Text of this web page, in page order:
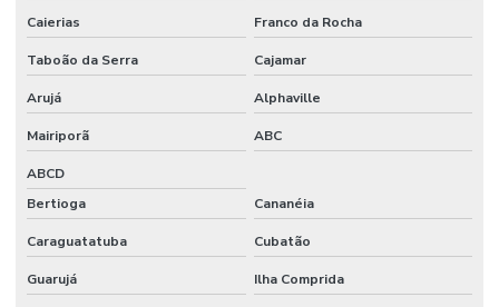
Caierias Franco da Rocha
Taboão da Serra Cajamar
Arujá Alphaville
Mairiporã ABC
ABCD
Bertioga
Cananéia
Caraguatatuba Cubatão
Guarujá Ilha Comprida